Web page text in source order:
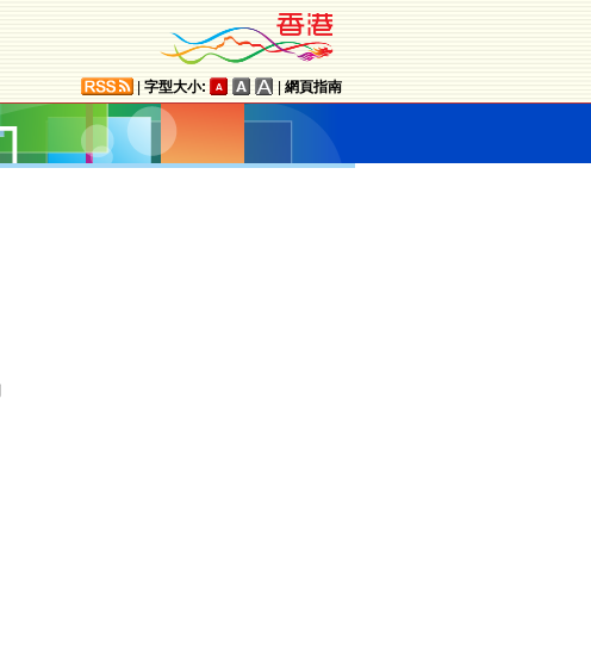
字型大小: 網頁指南